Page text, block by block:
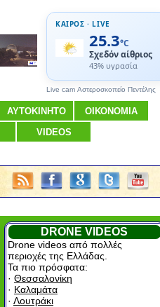
ΚΑΙΡΟΣ · LIVE
25.3°C
Σχεδόν αίθριος
43% υγρασία
Live cam Αστεροσκοπείο Πεντέλης
ΑΥΤΟΚΙΝΗΤΟ ΟΙΚΟΝΟΜΙΑ
VIDEOS
DRONE VIDEOS
Drone videos από πολλές
περιοχές της Ελλάδας.
Τα πιο πρόσφατα:
· Θεσσαλονίκη
· Καλαμάτα
· Λουτράκι